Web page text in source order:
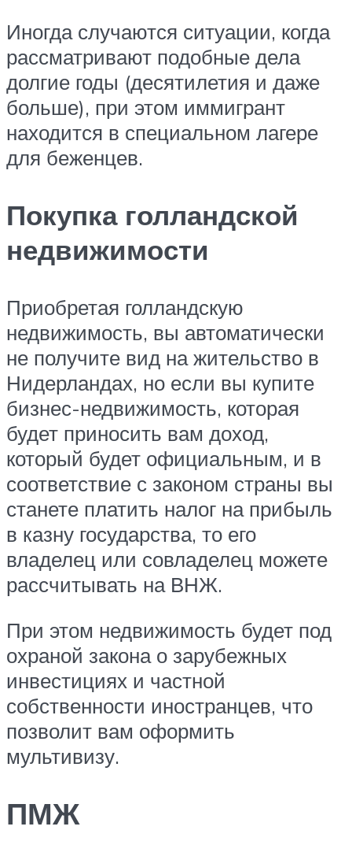
Иногда случаются ситуации, когда
рассматривают подобные дела
долгие годы (десятилетия и даже
больше), при этом иммигрант
находится в специальном лагере
для беженцев.
Покупка голландской
недвижимости
Приобретая голландскую
недвижимость, вы автоматически
не получите вид на жительство в
Нидерландах, но если вы купите
бизнес-недвижимость, которая
будет приносить вам доход,
который будет официальным, и в
соответствие с законом страны вы
станете платить налог на прибыль
в казну государства, то его
владелец или совладелец можете
рассчитывать на ВНЖ.
При этом недвижимость будет под
охраной закона о зарубежных
инвестициях и частной
собственности иностранцев, что
позволит вам оформить
мультивизу.
ПМЖ